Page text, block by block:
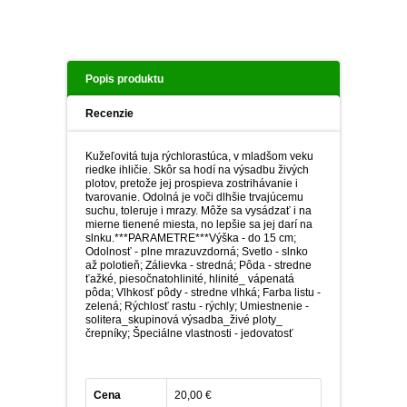
DIASCIA
OSTEOSPERMUM
ISOTOMA
SANVITÁLIA
MLIEČNIK
LOBULÁRIA
NETÝKAVKA
ZÁDUŠNÍK
Popis produktu
Recenzie
Kužeľovitá tuja rýchlorastúca, v mladšom veku
riedke ihličie. Skôr sa hodí na výsadbu živých
plotov, pretože jej prospieva zostrihávanie i
tvarovanie. Odolná je voči dlhšie trvajúcemu
suchu, toleruje i mrazy. Môže sa vysádzať i na
mierne tienené miesta, no lepšie sa jej darí na
slnku.***PARAMETRE***Výška - do 15 cm;
Odolnosť - plne mrazuvzdorná; Svetlo - slnko
až polotieň; Zálievka - stredná; Pôda - stredne
ťažké, piesočnatohlinité, hlinité_ vápenatá
pôda; Vlhkosť pôdy - stredne vlhká; Farba listu -
zelená; Rýchlosť rastu - rýchly; Umiestnenie -
solitera_skupinová výsadba_živé ploty_
črepníky; Špeciálne vlastnosti - jedovatosť
Cena 20,00 €